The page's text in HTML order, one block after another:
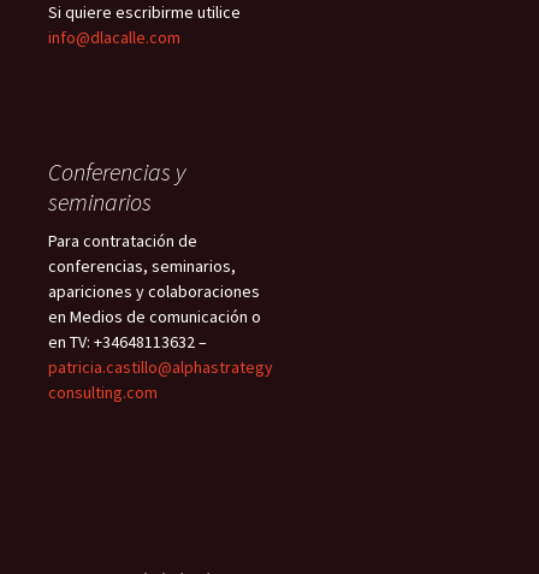
Si quiere escribirme utilice
info@dlacalle.com
Conferencias y
seminarios
Para contratación de
conferencias, seminarios,
apariciones y colaboraciones
en Medios de comunicación o
en TV: +34648113632 –
patricia.castillo@alphastrategy
consulting.com